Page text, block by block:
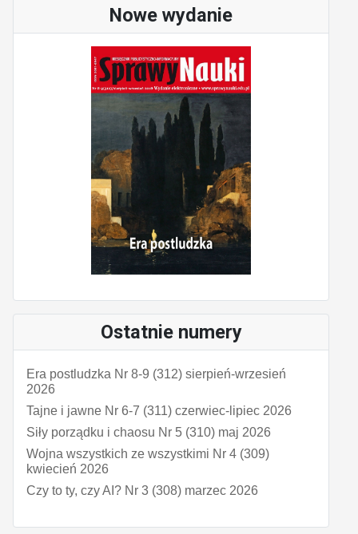
Nowe wydanie
Ostatnie numery
Era postludzka Nr 8-9 (312) sierpień-wrzesień
2026
Tajne i jawne Nr 6-7 (311) czerwiec-lipiec 2026
Siły porządku i chaosu Nr 5 (310) maj 2026
Wojna wszystkich ze wszystkimi Nr 4 (309)
kwiecień 2026
Czy to ty, czy AI? Nr 3 (308) marzec 2026